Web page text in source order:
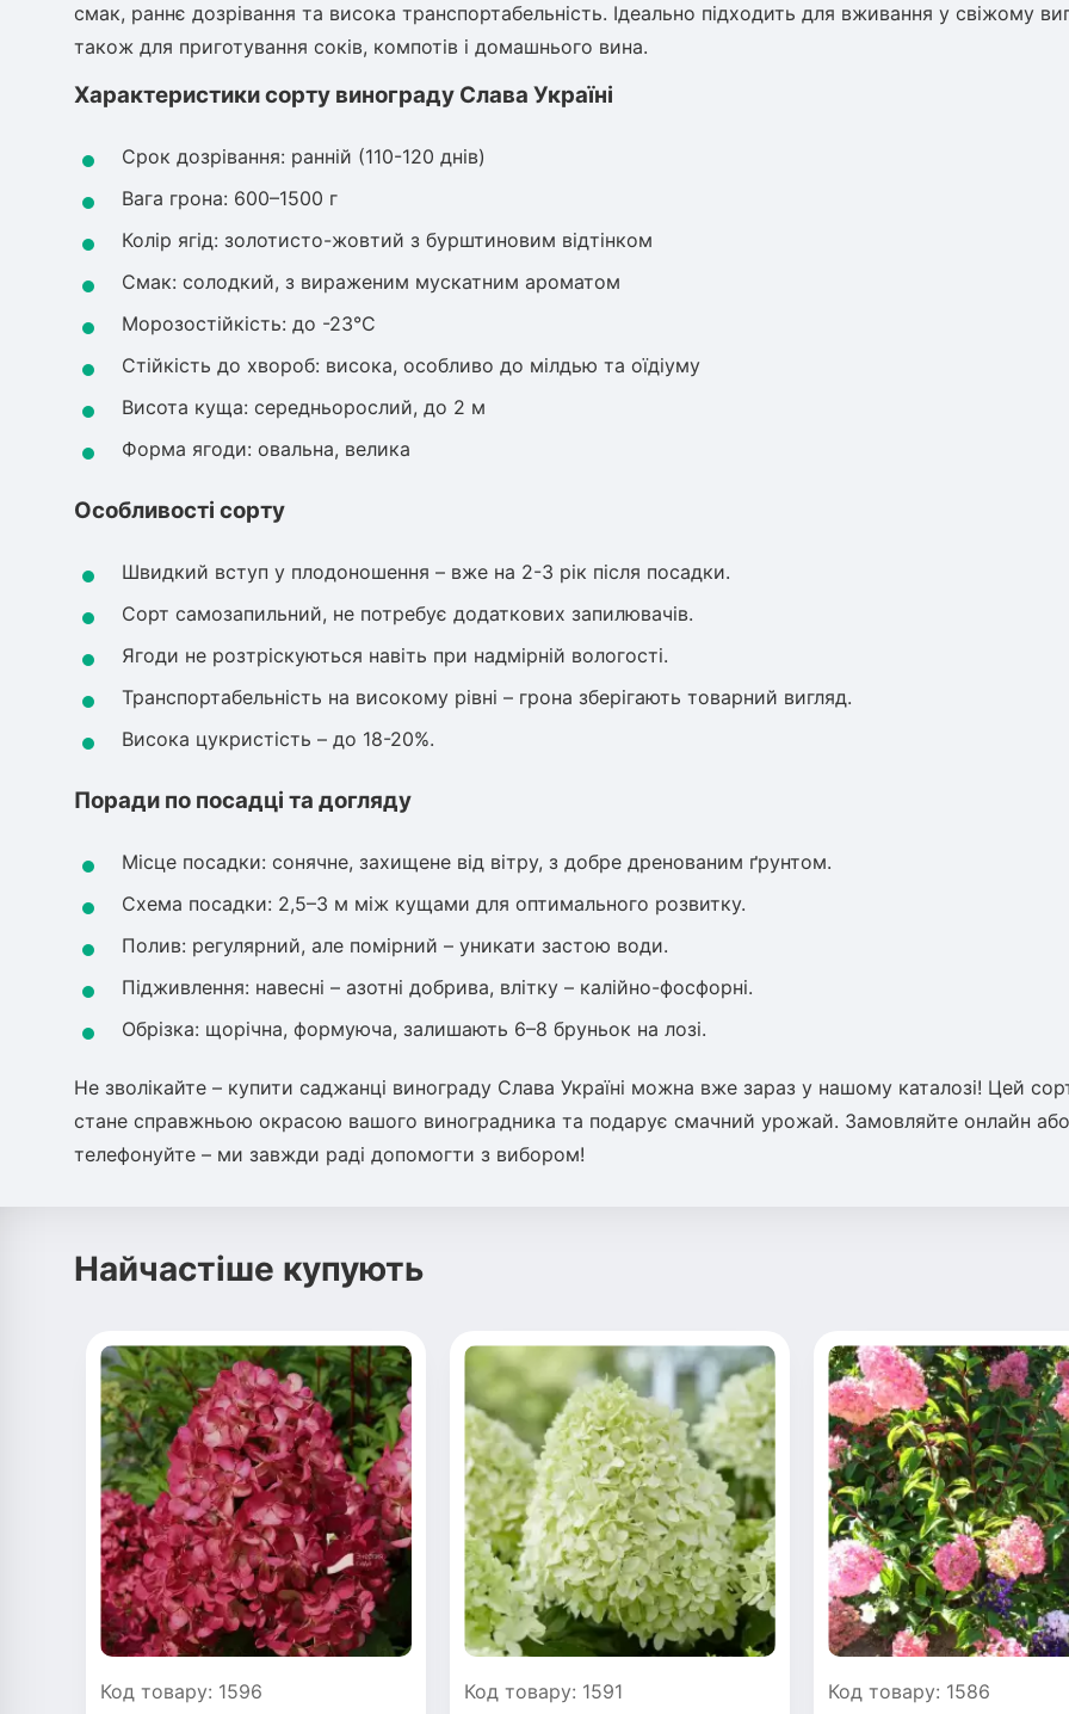
смак, раннє дозрівання та висока транспортабельність. Ідеально підходить для вживання у свіжому
також для приготування соків, компотів і домашнього вина.
Характеристики сорту винограду Слава Україні
Срок дозрівання: ранній (110-120 днів)
Вага грона: 600–1500 г
Колір ягід: золотисто-жовтий з бурштиновим відтінком
Смак: солодкий, з вираженим мускатним ароматом
Морозостійкість: до -23°C
Стійкість до хвороб: висока, особливо до мілдью та оїдіуму
Висота куща: середньорослий, до 2 м
Форма ягоди: овальна, велика
Особливості сорту
Швидкий вступ у плодоношення – вже на 2-3 рік після посадки.
Сорт самозапильний, не потребує додаткових запилювачів.
Ягоди не розтріскуються навіть при надмірній вологості.
Транспортабельність на високому рівні – грона зберігають товарний вигляд.
Висока цукристість – до 18-20%.
Поради по посадці та догляду
Місце посадки: сонячне, захищене від вітру, з добре дренованим ґрунтом.
Схема посадки: 2,5–3 м між кущами для оптимального розвитку.
Полив: регулярний, але помірний – уникати застою води.
Підживлення: навесні – азотні добрива, влітку – калійно-фосфорні.
Обрізка: щорічна, формуюча, залишають 6–8 бруньок на лозі.
Не зволікайте – купити саджанці винограду Слава Україні можна вже зараз у нашому каталозі! Цей
стане справжньою окрасою вашого виноградника та подарує смачний урожай. Замовляйте онлайн або
телефонуйте – ми завжди раді допомогти з вибором!
Найчастіше купують
Код товару: 1596
Код товару: 1591
Код товару: 1586